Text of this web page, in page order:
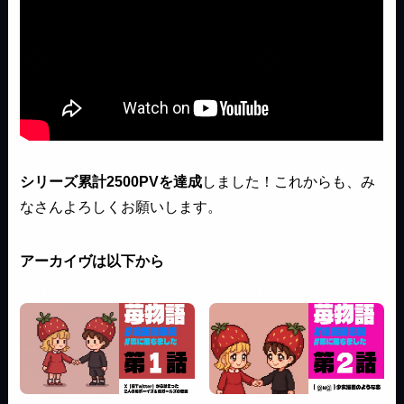
シリーズ累計2500PVを達成しました！これからも、み
なさんよろしくお願いします。
アーカイヴは以下から